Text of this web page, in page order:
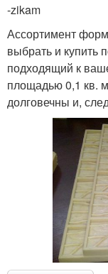
-zikam
Ассортимент
выбрать и купить
подходящий к
площадью 0,1 кв.
долговечны и,